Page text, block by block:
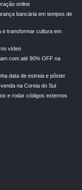
online
bancária em tempos de
e transformar cultura em
vídeo
com até 90% OFF na
data de estreia e pôster
na Coreia do Sul
e rodar códigos externos